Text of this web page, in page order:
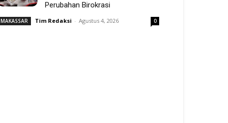
Perubahan Birokrasi
MAKASSAR Tim Redaksi - Agustus 4, 2026 0